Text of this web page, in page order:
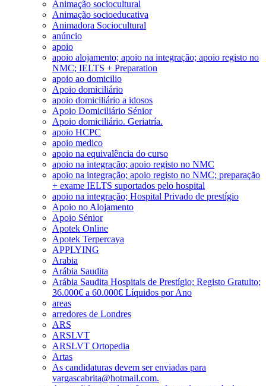
Animação sociocultural
Animação socioeducativa
Animadora Sociocultural
anúncio
apoio
apoio alojamento; apoio na integração; apoio registo no
NMC; IELTS + Preparation
apoio ao domicilio
Apoio domiciliário
apoio domiciliário a idosos
Apoio Domiciliário Sénior
Apoio domiciliário. Geriatría.
apoio HCPC
apoio medico
apoio na equivalência do curso
apoio na integração; apoio registo no NMC
apoio na integração; apoio registo no NMC; preparação
+ exame IELTS suportados pelo hospital
apoio na integração; Hospital Privado de prestígio
Apoio no Alojamento
Apoio Sénior
Apotek Online
Apotek Terpercaya
APPLYING
Arabia
Arábia Saudita
Arábia Saudita Hospitais de Prestígio; Registo Gratuito;
36.000€ a 60.000€ Líquidos por Ano
areas
arredores de Londres
ARS
ARSLVT
ARSLVT Ortopedia
Artas
As candidaturas devem ser enviadas para
vargascabrita@hotmail.com.